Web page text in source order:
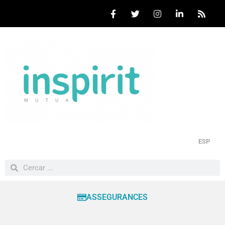
ESP
ASSEGURANCES